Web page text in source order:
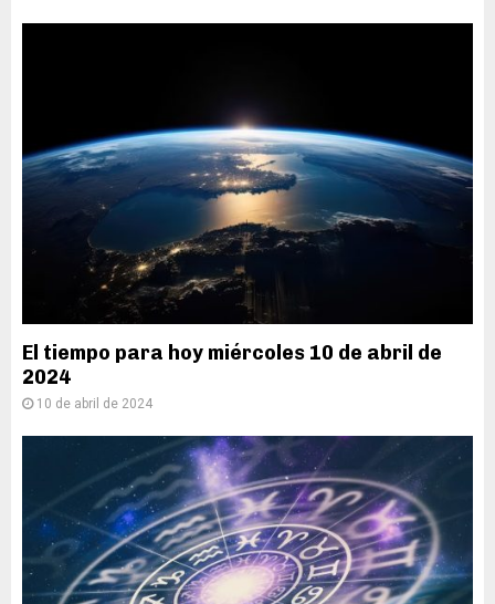
El tiempo para hoy miércoles 10 de abril de
2024
10 de abril de 2024